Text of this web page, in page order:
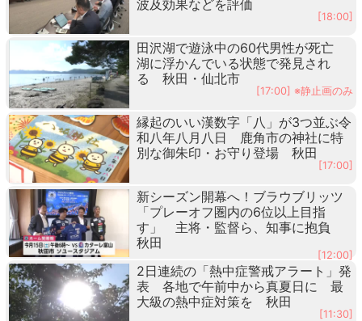
波及効果などを評価
[18:00]
田沢湖で遊泳中の60代男性が死亡
湖に浮かんでいる状態で発見され
る 秋田・仙北市
[17:00] ※静止画のみ
縁起のいい漢数字「八」が3つ並ぶ令
和八年八月八日 鹿角市の神社に特
別な御朱印・お守り登場 秋田
[17:00]
新シーズン開幕へ！ブラウブリッツ
「プレーオフ圏内の6位以上目指
す」 主将・監督ら、知事に抱負
秋田
[12:00]
2日連続の「熱中症警戒アラート」発
表 各地で午前中から真夏日に 最
大級の熱中症対策を 秋田
[11:30]